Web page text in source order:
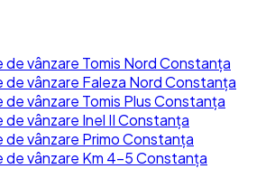
vânzare Tomis Nord Constanța
vânzare Faleza Nord Constanța
vânzare Tomis Plus Constanța
vânzare Inel II Constanța
vânzare Primo Constanța
de vânzare Km 4-5 Constanța